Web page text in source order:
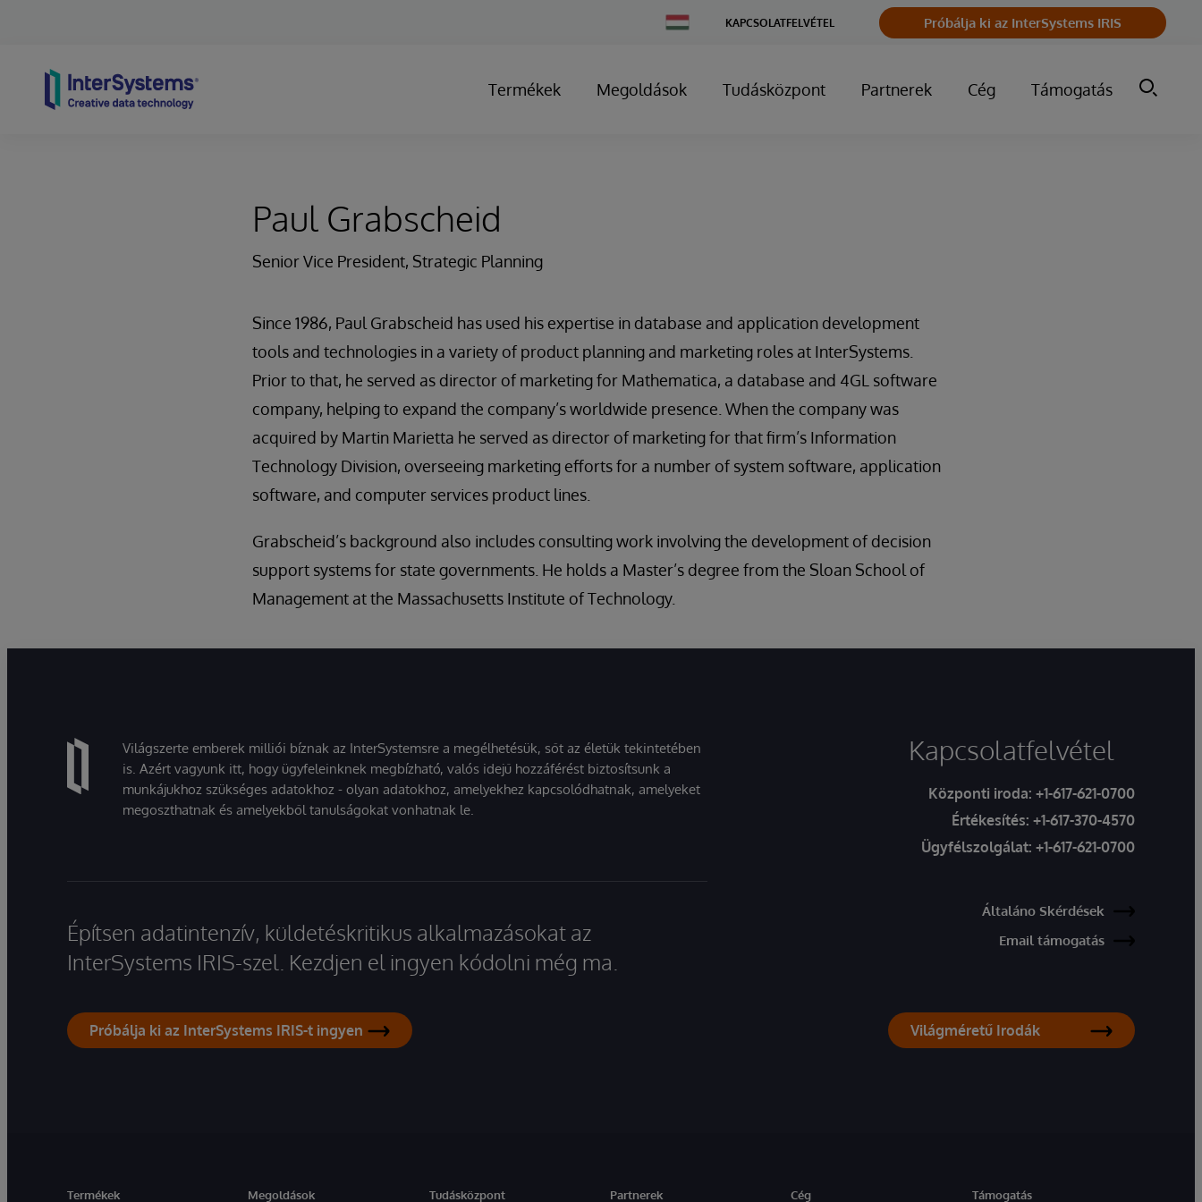
Change
Country
KAPCSOLATFELVÉTEL Próbálja ki az InterSystems IRIS
Termékek Megoldások Tudásközpont Partnerek Cég Támogatás
Paul Grabscheid
Senior Vice President, Strategic Planning
Since 1986, Paul Grabscheid has used his expertise in database and application development
tools and technologies in a variety of product planning and marketing roles at InterSystems.
Prior to that, he served as director of marketing for Mathematica, a database and 4GL software
company, helping to expand the company’s worldwide presence. When the company was
acquired by Martin Marietta he served as director of marketing for that firm’s Information
Technology Division, overseeing marketing efforts for a number of system software, application
software, and computer services product lines.
Grabscheid’s background also includes consulting work involving the development of decision
support systems for state governments. He holds a Master’s degree from the Sloan School of
Management at the Massachusetts Institute of Technology.
Világszerte emberek milliói bíznak az InterSystemsre a megélhetésük, sőt az életük tekintetében
is. Azért vagyunk itt, hogy ügyfeleinknek megbízható, valós idejű hozzáférést biztosítsunk a
munkájukhoz szükséges adatokhoz - olyan adatokhoz, amelyekhez kapcsolódhatnak, amelyeket
megoszthatnak és amelyekből tanulságokat vonhatnak le.
Építsen adatintenzív, küldetéskritikus alkalmazásokat az
InterSystems IRIS-szel. Kezdjen el ingyen kódolni még ma.
Próbálja ki az InterSystems IRIS-t ingyen
Kapcsolatfelvétel
Központi iroda: +1-617-621-0700
Értékesítés: +1-617-370-4570
Ügyfélszolgálat: +1-617-621-0700
Általáno Skérdések
Email támogatás
Világméretű Irodák
Termékek
Megoldások
Tudásközpont
Partnerek
Cég
Támogatás